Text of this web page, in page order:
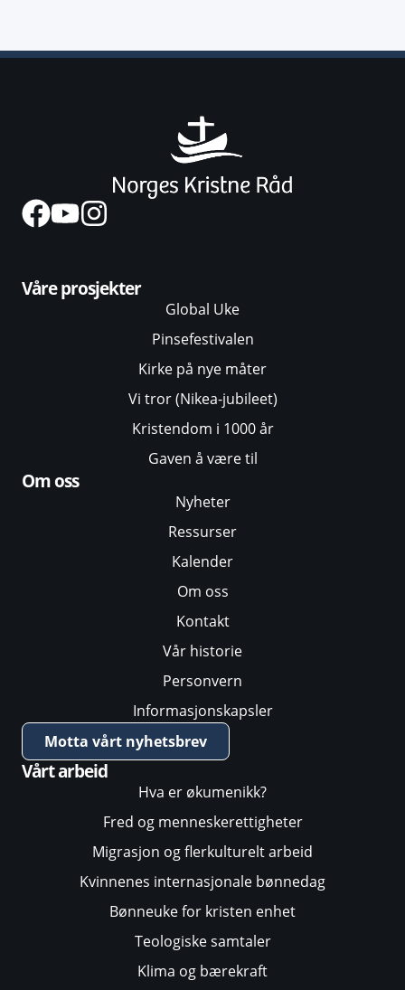
Våre prosjekter
Global Uke
Pinsefestivalen
Kirke på nye måter
Vi tror (Nikea-jubileet)
Kristendom i 1000 år
Gaven å være til
Om oss
Nyheter
Ressurser
Kalender
Om oss
Kontakt
Vår historie
Personvern
Informasjonskapsler
Motta vårt nyhetsbrev
Vårt arbeid
Hva er økumenikk?
Fred og menneskerettigheter
Migrasjon og flerkulturelt arbeid
Kvinnenes internasjonale bønnedag
Bønneuke for kristen enhet
Teologiske samtaler
Klima og bærekraft